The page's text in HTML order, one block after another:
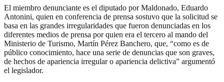
El miembro denunciante es el diputado por Maldonado, Eduardo
Antonini, quien en conferencia de prensa sostuvo que la solicitud se
basa en las grandes irregularidades que fueron denunciadas en los
diferentes medios de prensa por quien era el tercero al mando del
Ministerio de Turismo, Martín Pérez Banchero, que, “como es de
público conocimiento, hace una serie de denuncias que son graves,
de hechos de apariencia irregular o apariencia delictiva” argumentó
el legislador.